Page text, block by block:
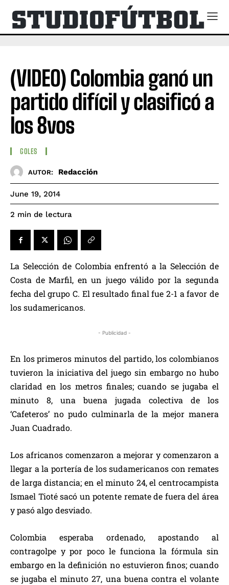
(VIDEO) Colombia ganó un
partido difícil y clasificó a
los 8vos
GOLES
AUTOR: Redacción
June 19, 2014
2 min de lectura
La Selección de Colombia enfrentó a la Selección de
Costa de Marfil, en un juego válido por la segunda
fecha del grupo C. El resultado final fue 2-1 a favor de
los sudamericanos.
- Publicidad -
En los primeros minutos del partido, los colombianos
tuvieron la iniciativa del juego sin embargo no hubo
claridad en los metros finales; cuando se jugaba el
minuto 8, una buena jugada colectiva de los
‘Cafeteros’ no pudo culminarla de la mejor manera
Juan Cuadrado.
Los africanos comenzaron a mejorar y comenzaron a
llegar a la portería de los sudamericanos con remates
de larga distancia; en el minuto 24, el centrocampista
Ismael Tioté sacó un potente remate de fuera del área
y pasó algo desviado.
Colombia esperaba ordenado, apostando al
contragolpe y por poco le funciona la fórmula sin
embargo en la definición no estuvieron finos; cuando
se jugaba el minuto 27, una buena contra el volante